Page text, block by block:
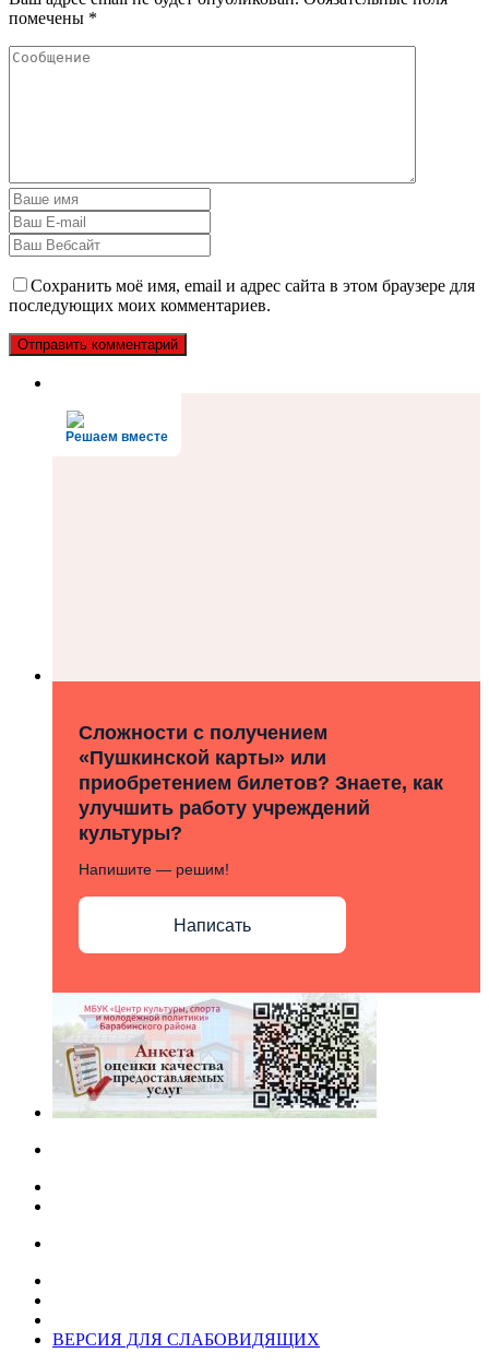
помечены *
Сохранить моё имя, email и адрес сайта в этом браузере для
последующих моих комментариев.
Решаем вместе
Сложности с получением
«Пушкинской карты» или
приобретением билетов? Знаете, как
улучшить работу учреждений
культуры?
Напишите — решим!
Написать
ВЕРСИЯ ДЛЯ СЛАБОВИДЯЩИХ